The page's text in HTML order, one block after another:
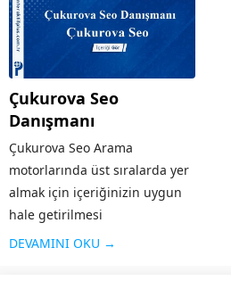
Çukurova Seo
Danışmanı
Çukurova Seo Arama
motorlarında üst sıralarda yer
almak için içeriğinizin uygun
hale getirilmesi
çalışması SEO olarak
DEVAMINI OKU →